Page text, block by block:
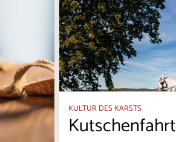
KULTUR DES KARSTS
Kutschenfahrt